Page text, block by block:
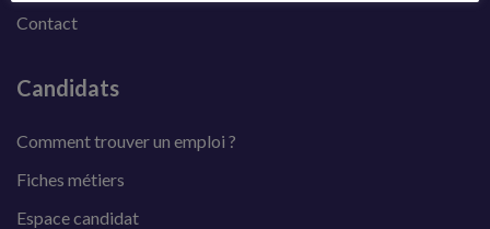
Contact
Candidats
Comment trouver un emploi ?
Fiches métiers
Espace candidat